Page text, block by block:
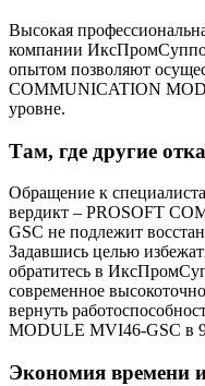
Высокая
компании
опытом позволяют
COMMUNICATION
уровне.
Там, где другие
Обращение к
вердикт – PROSOFT
GSC не подлежит
Задавшись целью
обратитесь в
современное
вернуть
MODULE MVI46-GSC в
Экономия времени и